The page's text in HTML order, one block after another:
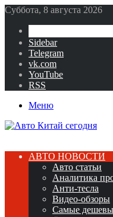
Суббота, 8 августа 2026
Sidebar
Telegram
vk.com
YouTube
RSS
Меню
АВТО НОВОСТИ
Авто статьи
Аналитика
Анти-тесла
Видео-обзоры
Самые